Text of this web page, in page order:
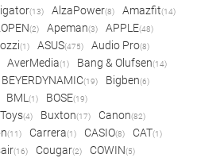
(13) AlzaPower(8) Amazfit(14)
(2) Apeman(3) APPLE(48)
(1) ASUS(475) Audio Pro(8)
AverMedia(1) Bang & Olufsen(14)
BEYERDYNAMIC(19) Bigben(6)
BML (1) BOSE(19)
(4) Buxton(17) Canon(82)
(11) Carrera(1) CASIO(8) CAT(1)
(16) Cougar(2) COWIN(5)